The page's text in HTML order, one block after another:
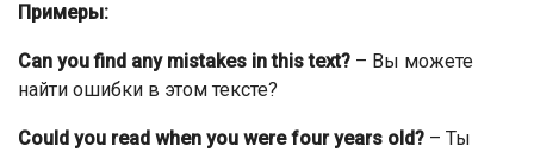
Примеры:
Can you find any mistakes in this text? – Вы можете
найти ошибки в этом тексте?
Could you read when you were four years old? – Ты